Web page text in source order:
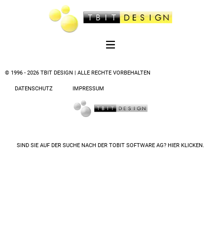
© 1996 - 2026 TBIT DESIGN | ALLE RECHTE VORBEHALTEN
DATENSCHUTZ IMPRESSUM
SIND SIE AUF DER SUCHE NACH DER TOBIT SOFTWARE AG? HIER KLICKEN.